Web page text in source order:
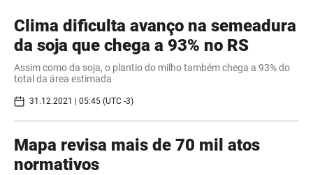
Clima dificulta avanço na semeadura
da soja que chega a 93% no RS
Assim como da soja, o plantio do milho também chega a 93% do
total da área estimada
31.12.2021 | 05:45 (UTC -3)
Mapa revisa mais de 70 mil atos
normativos